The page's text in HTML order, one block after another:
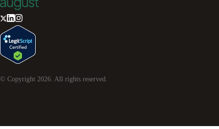
© Copyright 2026 . All rights reserved.